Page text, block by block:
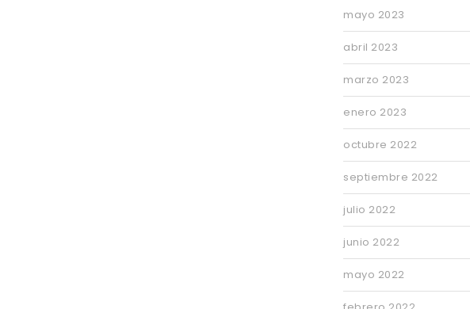
mayo 2023
abril 2023
marzo 2023
enero 2023
octubre 2022
septiembre 2022
julio 2022
junio 2022
mayo 2022